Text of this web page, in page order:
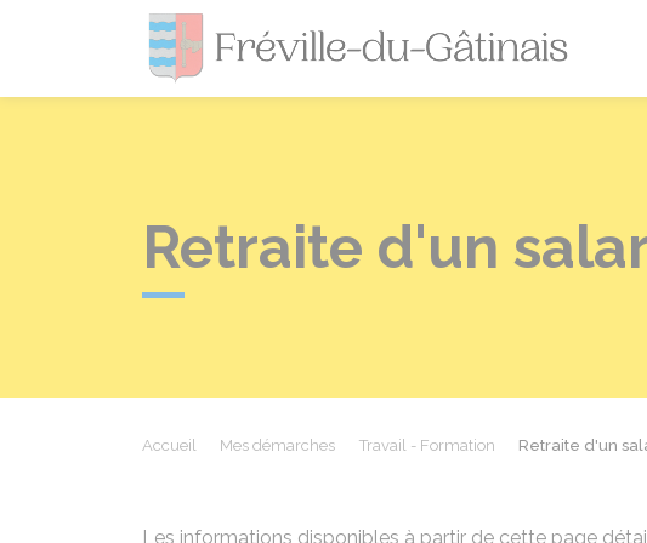
Retraite d'un
Accueil Mes démarches Travail - Formation Retraite d'un
Les informations disponibles à partir de cette page